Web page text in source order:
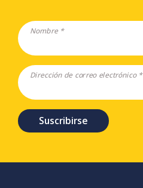
Nombre *
Dirección de correo electrónico *
Suscribirse